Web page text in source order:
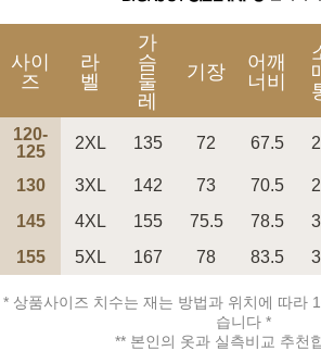
페이코 ID로 페
PAYCO 바로
사이
즈
라
벨
가
슴
둘
레
기장
어깨
너비
120-
125
2XL 135 72 67.5
130 3XL 142 73 70.5
145
4XL 155 75.5 78.5
155
5XL 167 78 83.5
* 상품사이즈 치수는 재는 방법과 위치에 따라
습니다 *
** 본인의 옷과 실측비교 추천